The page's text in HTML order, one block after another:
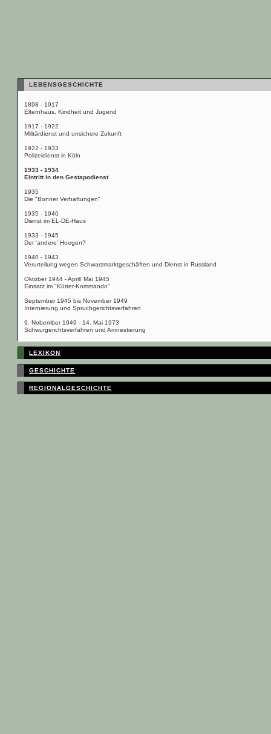
LEBENSGESCHICHTE
1898 - 1917
Elternhaus, Kindheit und Jugend
1917 - 1922
Militärdienst und unsichere Zukunft
1922 - 1933
Polizeidienst in Köln
1933 - 1934
Eintritt in den Gestapodienst
1935
Die "Bonner Verhaftungen"
1935 - 1940
Dienst im EL-DE-Haus
1933 - 1945
Der 'andere' Hoegen?
1940 - 1943
Verurteilung wegen Schwarzmarktgeschäften und Dienst in Russland
Oktober 1944 - April/ Mai 1945
Einsatz im "Kütter-Kommando"
September 1945 bis November 1949
Internierung und Spruchgerichtsverfahren
9. Nobember 1949 - 14. Mai 1973
Schwurgerichtsverfahren und Amnestierung
LEXIKON
GESCHICHTE
REGIONALGESCHICHTE